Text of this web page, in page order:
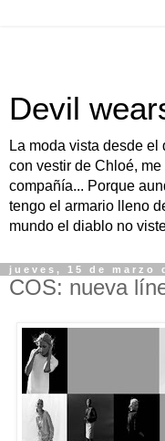
Devil
La moda vista desde
con vestir de Chloé,
compañía... Porque
tengo el armario lleno
mundo el diablo no
jueves, 15 de marzo
COS: nueva